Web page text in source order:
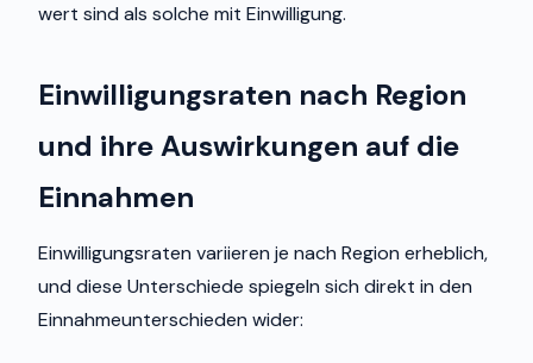
wert sind als solche mit Einwilligung.
Einwilligungsraten nach Region
und ihre Auswirkungen auf die
Einnahmen
Einwilligungsraten variieren je nach Region erheblich,
und diese Unterschiede spiegeln sich direkt in den
Einnahmeunterschieden wider: